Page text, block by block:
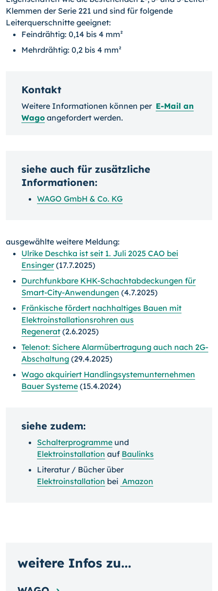
Klemmen der Serie 221 und sind für folgende
Leiterquerschnitte geeignet:
Feindrähtig: 0,14 bis 4 mm²
Mehrdrähtig: 0,2 bis 4 mm²
Kontakt
Weitere Informationen können per E-Mail an
Wago angefordert werden.
siehe auch für zusätzliche
Informationen:
WAGO GmbH & Co. KG
ausgewählte weitere Meldung:
Ulrike Deschka ist seit 1. Juli 2025 CAO bei
Ensinger(17.7.2025)
Durchfunkbare KHK-Schachtabdeckungen für
Smart-City-Anwendungen (4.7.2025)
Fränkische fördert nachhaltiges Bauen mit
Elektroinstallationsrohren aus
Regenerat (2.6.2025)
Telenot: Sichere Alarmübertragung auch nach 2G-
Abschaltung (29.4.2025)
Wago akquiriert Handlingsystemunternehmen
Bauer Systeme (15.4.2024)
siehe zudem:
Schalterprogramme und
Elektroinstallation auf Baulinks
Literatur / Bücher über
Elektroinstallation bei Amazon
weitere Infos zu...